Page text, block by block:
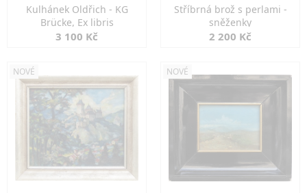
Kulhánek Oldřich - KG
Brücke, Ex libris
3 100 Kč
Stříbrná brož s perlami -
sněženky
2 200 Kč
NOVÉ NOVÉ